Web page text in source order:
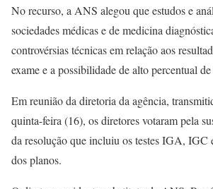
No recurso, a ANS alegou que estudos e
sociedades médicas e de medicina
controvérsias técnicas em relação aos
exame e a possibilidade de alto percentual
Em reunião da diretoria da agência,
quinta-feira (16), os diretores votaram pela
da resolução que incluiu os testes IGA, IGC
dos planos.